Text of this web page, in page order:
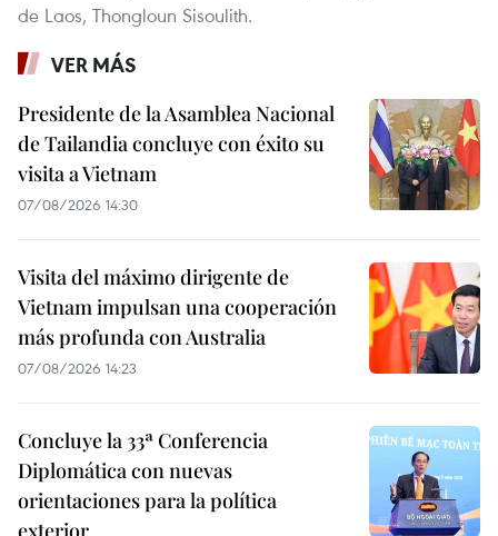
de Laos, Thongloun Sisoulith.
VER MÁS
Presidente de la Asamblea Nacional
de Tailandia concluye con éxito su
visita a Vietnam
07/08/2026 14:30
Visita del máximo dirigente de
Vietnam impulsan una cooperación
más profunda con Australia
07/08/2026 14:23
Concluye la 33ª Conferencia
Diplomática con nuevas
orientaciones para la política
exterior